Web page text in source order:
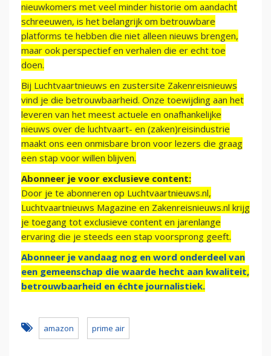
nieuwkomers met veel minder historie om aandacht
schreeuwen, is het belangrijk om betrouwbare
platforms te hebben die niet alleen nieuws brengen,
maar ook perspectief en verhalen die er echt toe
doen.
Bij Luchtvaartnieuws en zustersite Zakenreisnieuws
vind je die betrouwbaarheid. Onze toewijding aan het
leveren van het meest actuele en onafhankelijke
nieuws over de luchtvaart- en (zaken)reisindustrie
maakt ons een onmisbare bron voor lezers die graag
een stap voor willen blijven.
Abonneer je voor exclusieve content:
Door je te abonneren op Luchtvaartnieuws.nl,
Luchtvaartnieuws Magazine en Zakenreisnieuws.nl krijg
je toegang tot exclusieve content en jarenlange
ervaring die je steeds een stap voorsprong geeft.
Abonneer je vandaag nog en word onderdeel van
een gemeenschap die waarde hecht aan kwaliteit,
betrouwbaarheid en échte journalistiek.
amazon prime air